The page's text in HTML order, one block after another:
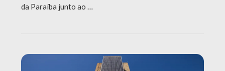
da Paraíba junto ao …